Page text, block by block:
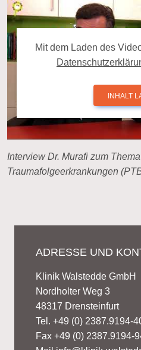
Mit dem La­den des
INHALT
Interview Dr. Murafi zum
Traumafolgeerkrankungen
ADRESSE UND
Klinik Walstedde GmbH
Nordholter Weg 3
48317 Drensteinfurt
Tel. +49 (0) 2387.9194-
Fax +49 (0) 2387.9194-